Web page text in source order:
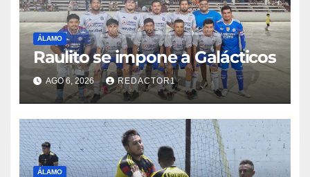
ÁLAMO
Raulito se impone a Galácticos
AGO 6, 2026 REDACTOR1
ÁLAMO